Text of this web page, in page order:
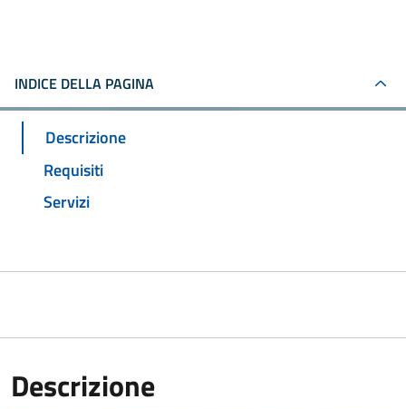
INDICE DELLA PAGINA
Descrizione
Requisiti
Servizi
Descrizione